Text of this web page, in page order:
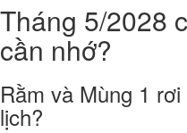
Tháng 5/2028
cần nhớ?
Rằm và Mùng 1
lịch?